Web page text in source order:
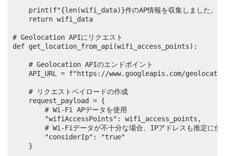
    print(f"{len(wifi_data)}件のAP情報を収集しました。")
    return wifi_data
# Geolocation APIにリクエスト
def get_location_from_api(wifi_access_points):
    # Geolocation APIのエンドポイント
API_URL = f"https://www.googleapis.com/
    # リクエストペイロードの作成
    request_payload = {
        # Wi-Fi APデータを使用
        "wifiAccessPoints": wifi_access_points,
# Wi-Fiデータが不十分な場合、IPアドレスも推定に使
        "considerIp": "true"
    }